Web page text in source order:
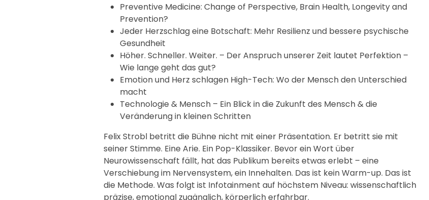
Preventive Medicine: Change of Perspective, Brain Health, Longevity and
Prevention?
Jeder Herzschlag eine Botschaft: Mehr Resilienz und bessere psychische
Gesundheit
Höher. Schneller. Weiter. – Der Anspruch unserer Zeit lautet Perfektion –
Wie lange geht das gut?
Emotion und Herz schlagen High-Tech: Wo der Mensch den Unterschied
macht
Technologie & Mensch – Ein Blick in die Zukunft des Mensch & die
Veränderung in kleinen Schritten
Felix Strobl betritt die Bühne nicht mit einer Präsentation. Er betritt sie mit
seiner Stimme. Eine Arie. Ein Pop-Klassiker. Bevor ein Wort über
Neurowissenschaft fällt, hat das Publikum bereits etwas erlebt – eine
Verschiebung im Nervensystem, ein Innehalten. Das ist kein Warm-up. Das ist
die Methode. Was folgt ist Infotainment auf höchstem Niveau: wissenschaftlich
präzise, emotional zugänglich, körperlich erfahrbar.